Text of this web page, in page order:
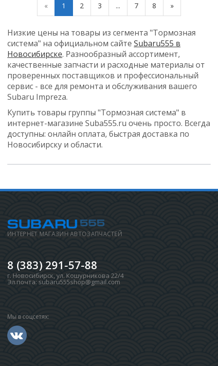
« 1 2 3 ... 7 8 »
Низкие цены на товары из сегмента "Тормозная
система" на официальном сайте Subaru555 в
Новосибирске. Разнообразный ассортимент,
качественные запчасти и расходные материалы от
проверенных поставщиков и профессиональный
сервис - все для ремонта и обслуживания вашего
Subaru Impreza.
Купить товары группы "Тормозная система" в
интернет-магазине Suba555.ru очень просто. Всегда
доступны: онлайн оплата, быстрая доставка по
Новосибирску и области.
ИНТЕРНЕТ МАГАЗИН АВТОЗАПЧАСТЕЙ
8 (383) 291-57-88
г. Новосибирск,ул. Кошурникова 22/4
Эл.почта: subaru555shop@gmail.com
Мы в соцсетях: